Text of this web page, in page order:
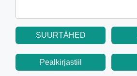
SUURTÄHED
Pealkirjastiil